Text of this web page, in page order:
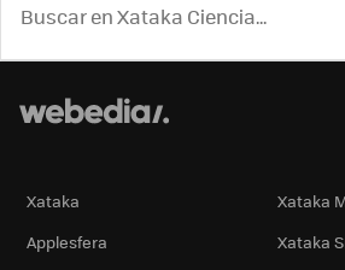
Xataka
Xataka
Applesfera
Xataka